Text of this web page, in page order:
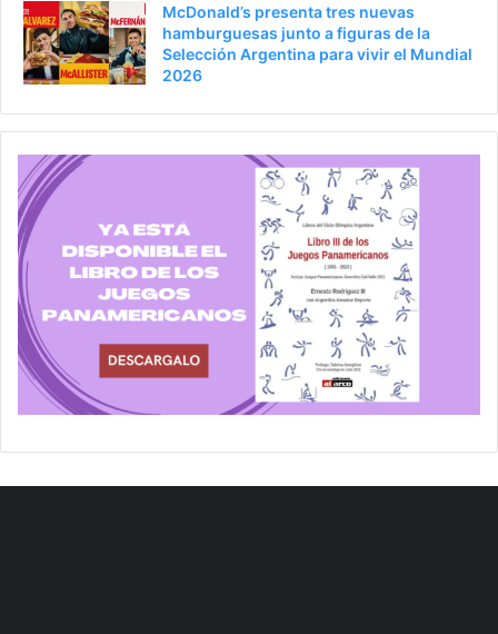
McDonald’s presenta tres nuevas
hamburguesas junto a figuras de la
Selección Argentina para vivir el Mundial
2026